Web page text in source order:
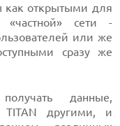
как открытыми для
сети -
или же
сразу же
данные,
другими, и